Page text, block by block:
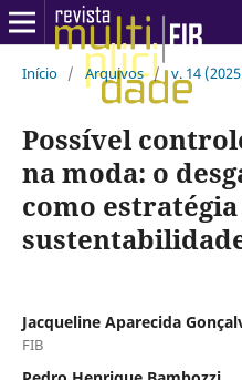
Início / Arquivos / v. 14
Possível
na moda: o
como
Jacqueline Aparecida
FIB